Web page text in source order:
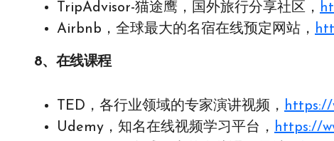
TripAdvisor-猫途鹰，国外旅行分享社区，
Airbnb，全球最大的名宿在线预定网站，
8、在线课程
TED，各行业领域的专家演讲视频， https://
Udemy，知名在线视频学习平台， https://